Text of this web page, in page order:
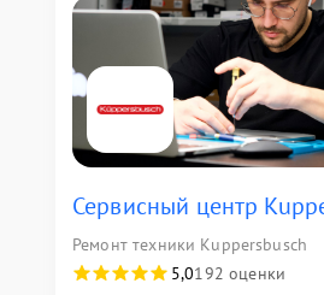
Сервисный центр
Ремонт техники Kuppersbusch
5,0192 оценки